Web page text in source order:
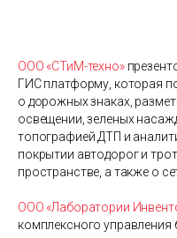
ООО «СТиМ-техно»
ГИС платформу, которая
о дорожных знаках,
освещении, зеленых
топографией ДТП и
покрытии автодорог и
пространстве, а также о
ООО «Лаборатории
комплексного